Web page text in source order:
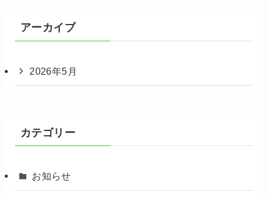
アーカイブ
2026年5月
カテゴリー
お知らせ